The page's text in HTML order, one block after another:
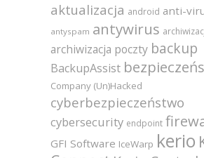
aktualizacja android anti-
antyspam antywirus
archiwizacja poczty backup
BackupAssist
Company (Un)Hacked
cyberbezpieczeństwo
cybersecurity endpoint
GFI Software IceWarp kerio